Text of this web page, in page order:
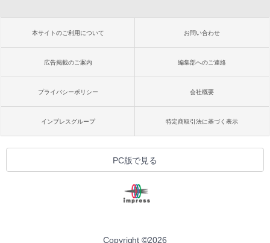
本サイトのご利用について お問い合わせ
広告掲載のご案内 編集部へのご連絡
プライバシーポリシー 会社概要
インプレスグループ 特定商取引法に基づく表示
PC版で見る
Copyright ©2026